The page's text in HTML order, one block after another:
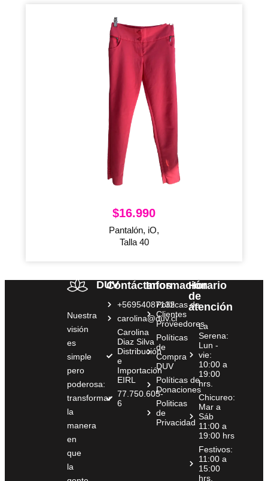
$16.990
Pantalón, iO,
Talla 40
DUV
Nuestra
visión
es
simple
pero
poderosa:
transformar
la
manera
en
que
la
Contáctanos
+56954087132
carolina@duv.cl
Carolina
Diaz Silva
Distribución
e
Importación
EIRL
77.750.605-
6
Información
Políticas de
Clientes
Proveedores
Políticas
de
Compra
DUV
Políticas de
Donaciones
Politicas
de
Privacidad
Horario
de
atención
La
Serena:
Lun -
vie:
10:00 a
19:00
hrs.
Chicureo:
Mar a
Sáb
11:00 a
19:00 hrs
Festivos:
11:00 a
15:00
hrs.